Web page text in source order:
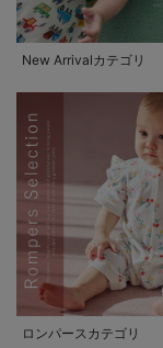
New Arrivalカテゴリ
ロンパースカテゴリ